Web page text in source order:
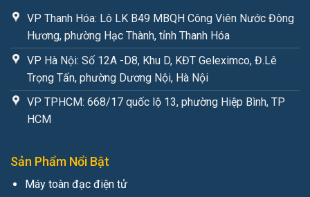
VP Thanh Hóa: Lô LK B49 MBQH Công Viên Nước Đông
Hương, phường Hạc Thành, tỉnh Thanh Hóa
VP Hà Nội: Số 12A -D8, Khu D, KĐT Geleximco, Đ.Lê
Trọng Tấn, phường Dương Nội, Hà Nội
VP TPHCM: 668/17 quốc lộ 13, phường Hiệp Bình, TP
HCM
Sản Phẩm Nổi Bật
Máy toàn đạc điện tử